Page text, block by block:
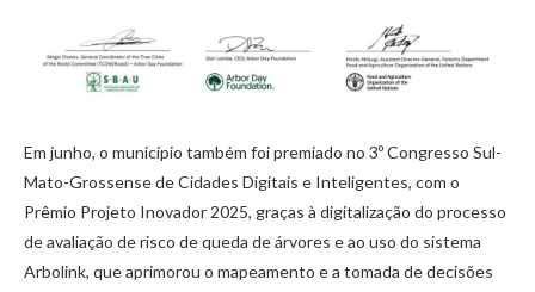
Em junho, o município também foi premiado no 3º Congresso Sul-
Mato-Grossense de Cidades Digitais e Inteligentes, com o
Prêmio Projeto Inovador 2025, graças à digitalização do processo
de avaliação de risco de queda de árvores e ao uso do sistema
Arbolink, que aprimorou o mapeamento e a tomada de decisões